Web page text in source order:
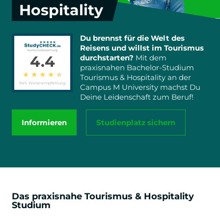
Hospitality
4.4
★ ★ ★ ★ ★
94% Weiterempfehlung
Du brennst für die Welt des
Reisens und willst im Tourismus
durchstarten? Mit dem
praxisnahen Bachelor-Studium
Tourismus & Hospitality an der
Campus M University machst Du
Deine Leidenschaft zum Beruf!
Informieren Studienplatz sichern
Das praxisnahe Tourismus & Hospitality
Studium